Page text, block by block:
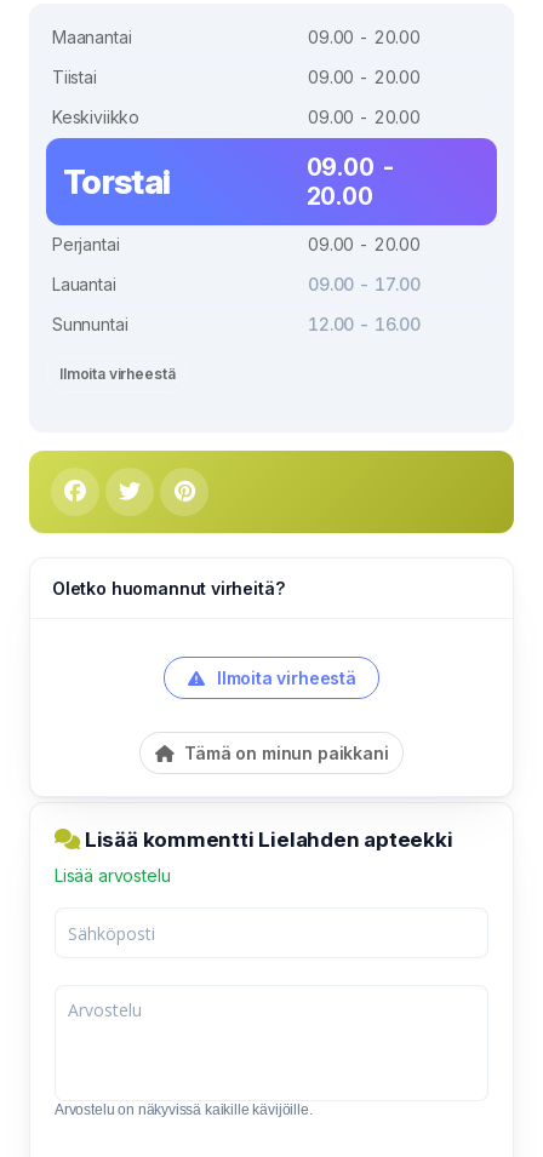
Maanantai
09.00 - 20.00
Tiistai
09.00 - 20.00
Keskiviikko
09.00 - 20.00
Torstai
09.00 -
20.00
Perjantai
09.00 - 20.00
Lauantai
09.00 - 17.00
Sunnuntai
12.00 - 16.00
Ilmoita virheestä
Oletko huomannut virheitä?
Ilmoita virheestä
Tämä on minun paikkani
Lisää kommentti Lielahden apteekki
Lisää arvostelu
Arvostelu on näkyvissä kaikille kävijöille.